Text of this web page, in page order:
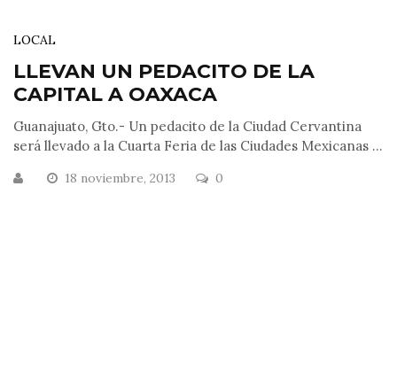
LOCAL
LLEVAN UN PEDACITO DE LA
CAPITAL A OAXACA
Guanajuato, Gto.- Un pedacito de la Ciudad Cervantina
será llevado a la Cuarta Feria de las Ciudades Mexicanas ...
18 noviembre, 2013 0